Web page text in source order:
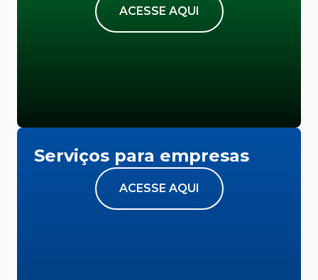
ACESSE AQUI
Serviços para empresas
ACESSE AQUI